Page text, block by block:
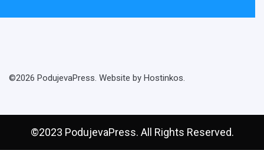
©2026 PodujevaPress. Website by Hostinkos.
©2023 PodujevaPress. All Rights Reserved.